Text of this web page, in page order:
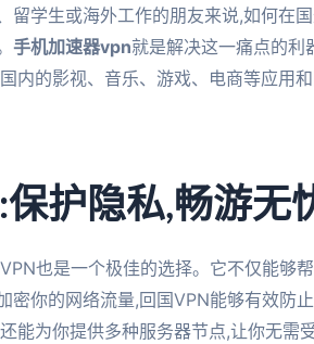
留学生或海外工作的朋友来说,如何在
手机加速器vpn就是解决这一痛点的利
内的影视、音乐、游戏、电商等应用和
保护隐私,畅游无
也是一个极佳的选择。它不仅能够
密你的网络流量,回国VPN能够有效防
能为你提供多种服务器节点,让你无需